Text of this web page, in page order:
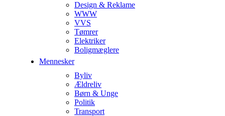
Design & Reklame
WWW
VVS
Tømrer
Elektriker
Boligmæglere
Mennesker
Byliv
Ældreliv
Børn & Unge
Politik
Transport